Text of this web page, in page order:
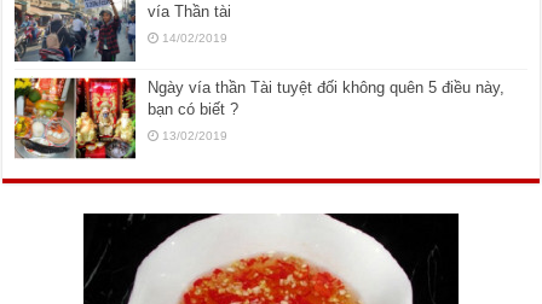
vía Thần tài
14/02/2019
Ngày vía thần Tài tuyệt đối không quên 5 điều này,
bạn có biết ?
13/02/2019